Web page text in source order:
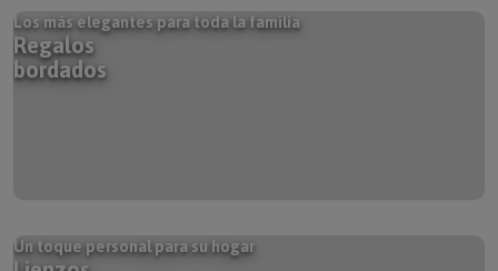
Regalos
bordados
Lienzos